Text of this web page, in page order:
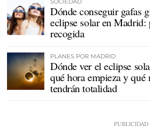
SOCIEDAD
Dónde conseguir gafas
eclipse solar en Madrid:
recogida
PLANES POR MADRID
Dónde ver el eclipse
qué hora empieza y
tendrán totalidad